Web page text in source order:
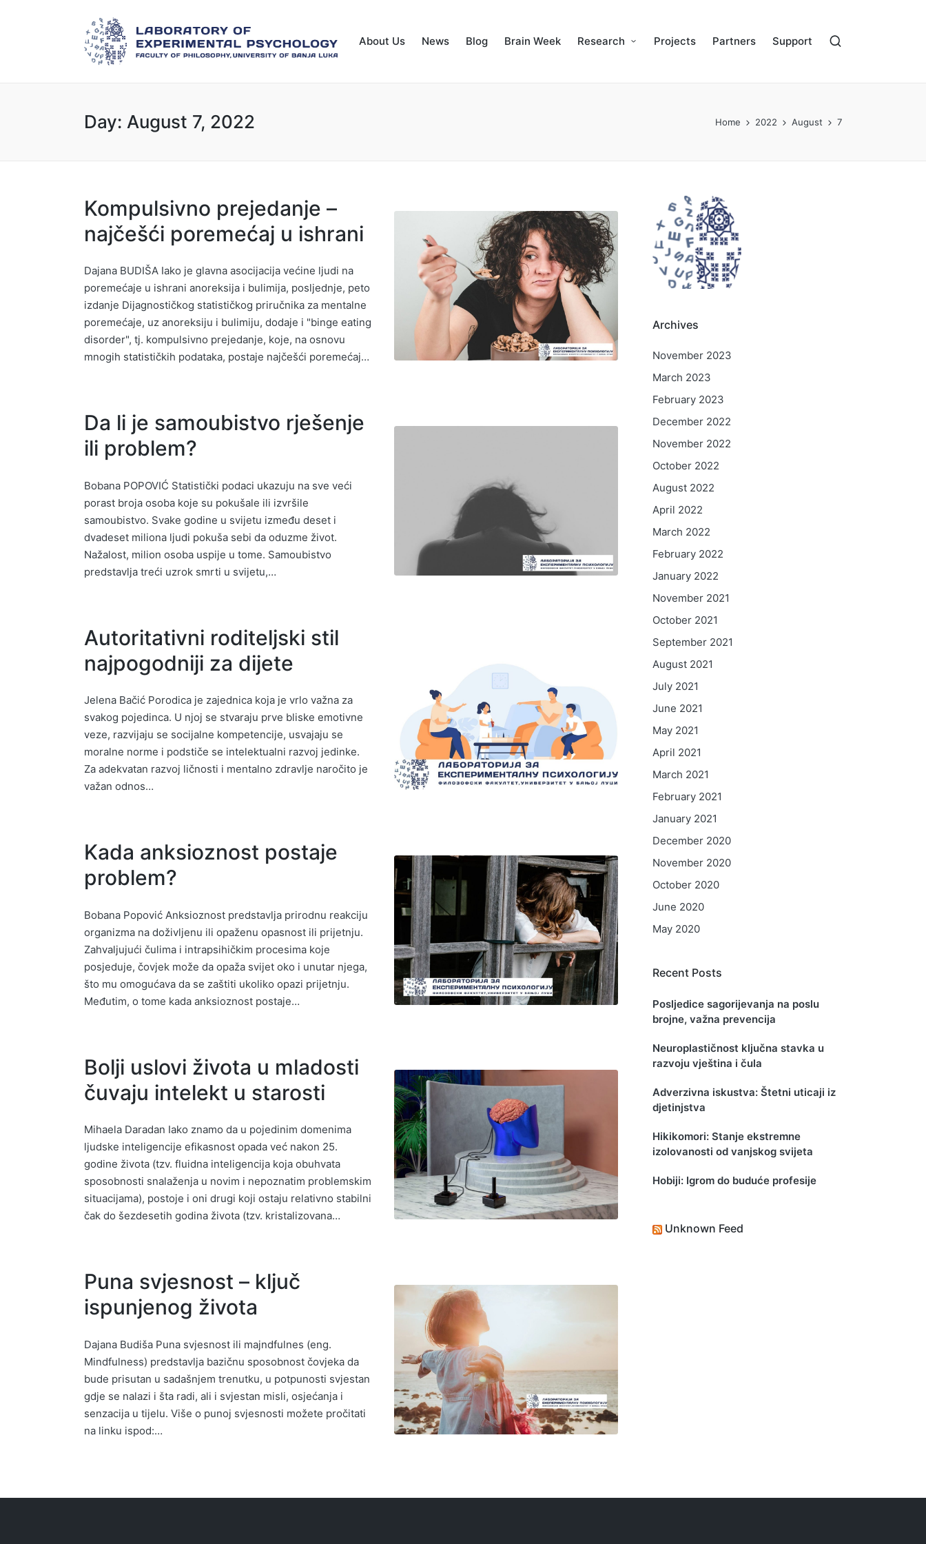
About Us News Blog Brain Week Research Projects Partners Support
Day: August 7, 2022 Home 2022 August 7
Kompulsivno prejedanje –
najčešći poremećaj u ishrani
Dajana BUDIŠA Iako je glavna asocijacija većine ljudi na
poremećaje u ishrani anoreksija i bulimija, posljednje, peto
izdanje Dijagnostičkog statističkog priručnika za mentalne
poremećaje, uz anoreksiju i bulimiju, dodaje i "binge eating
disorder", tj. kompulsivno prejedanje, koje, na osnovu
mnogih statističkih podataka, postaje najčešći poremećaj…
Da li je samoubistvo rješenje
ili problem?
Bobana POPOVIĆ Statistički podaci ukazuju na sve veći
porast broja osoba koje su pokušale ili izvršile
samoubistvo. Svake godine u svijetu između deset i
dvadeset miliona ljudi pokuša sebi da oduzme život.
Nažalost, milion osoba uspije u tome. Samoubistvo
predstavlja treći uzrok smrti u svijetu,…
Autoritativni roditeljski stil
najpogodniji za dijete
Jelena Bačić Porodica je zajednica koja je vrlo važna za
svakog pojedinca. U njoj se stvaraju prve bliske emotivne
veze, razvijaju se socijalne kompetencije, usvajaju se
moralne norme i podstiče se intelektualni razvoj jedinke.
Za adekvatan razvoj ličnosti i mentalno zdravlje naročito je
važan odnos…
Kada anksioznost postaje
problem?
Bobana Popović Anksioznost predstavlja prirodnu reakciju
organizma na doživljenu ili opaženu opasnost ili prijetnju.
Zahvaljujući čulima i intrapsihičkim procesima koje
posjeduje, čovjek može da opaža svijet oko i unutar njega,
što mu omogućava da se zaštiti ukoliko opazi prijetnju.
Međutim, o tome kada anksioznost postaje…
Bolji uslovi života u mladosti
čuvaju intelekt u starosti
Mihaela Daradan Iako znamo da u pojedinim domenima
ljudske inteligencije efikasnost opada već nakon 25.
godine života (tzv. fluidna inteligencija koja obuhvata
sposobnosti snalaženja u novim i nepoznatim problemskim
situacijama), postoje i oni drugi koji ostaju relativno stabilni
čak do šezdesetih godina života (tzv. kristalizovana…
Puna svjesnost – ključ
ispunjenog života
Dajana Budiša Puna svjesnost ili majndfulnes (eng.
Mindfulness) predstavlja bazičnu sposobnost čovjeka da
bude prisutan u sadašnjem trenutku, u potpunosti svjestan
gdje se nalazi i šta radi, ali i svjestan misli, osjećanja i
senzacija u tijelu. Više o punoj svjesnosti možete pročitati
na linku ispod:…
Archives
November 2023
March 2023
February 2023
December 2022
November 2022
October 2022
August 2022
April 2022
March 2022
February 2022
January 2022
November 2021
October 2021
September 2021
August 2021
July 2021
June 2021
May 2021
April 2021
March 2021
February 2021
January 2021
December 2020
November 2020
October 2020
June 2020
May 2020
Recent Posts
Posljedice sagorijevanja na poslu
brojne, važna prevencija
Neuroplastičnost ključna stavka u
razvoju vještina i čula
Adverzivna iskustva: Štetni uticaji iz
djetinjstva
Hikikomori: Stanje ekstremne
izolovanosti od vanjskog svijeta
Hobiji: Igrom do buduće profesije
Unknown Feed